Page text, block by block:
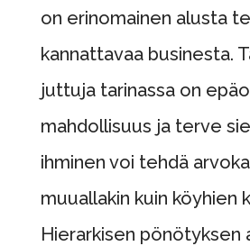
on erinomainen alusta
kannattavaa businesta.
juttuja tarinassa on
mahdollisuus ja terve
ihminen voi tehdä
muuallakin kuin köyhien
Hierarkisen pönötyksen